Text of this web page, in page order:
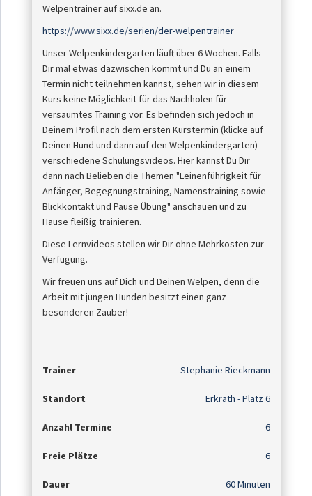
Welpentrainer auf sixx.de an.
https://www.sixx.de/serien/der-welpentrainer
Unser Welpenkindergarten läuft über 6 Wochen. Falls
Dir mal etwas dazwischen kommt und Du an einem
Termin nicht teilnehmen kannst, sehen wir in diesem
Kurs keine Möglichkeit für das Nachholen für
versäumtes Training vor. Es befinden sich jedoch in
Deinem Profil nach dem ersten Kurstermin (klicke auf
Deinen Hund und dann auf den Welpenkindergarten)
verschiedene Schulungsvideos. Hier kannst Du Dir
dann nach Belieben die Themen "Leinenführigkeit für
Anfänger, Begegnungstraining, Namenstraining sowie
Blickkontakt und Pause Übung" anschauen und zu
Hause fleißig trainieren.
Diese Lernvideos stellen wir Dir ohne Mehrkosten zur
Verfügung.
Wir freuen uns auf Dich und Deinen Welpen, denn die
Arbeit mit jungen Hunden besitzt einen ganz
besonderen Zauber!
Trainer Stephanie Rieckmann
Standort Erkrath - Platz 6
Anzahl Termine 6
Freie Plätze 6
Dauer 60 Minuten